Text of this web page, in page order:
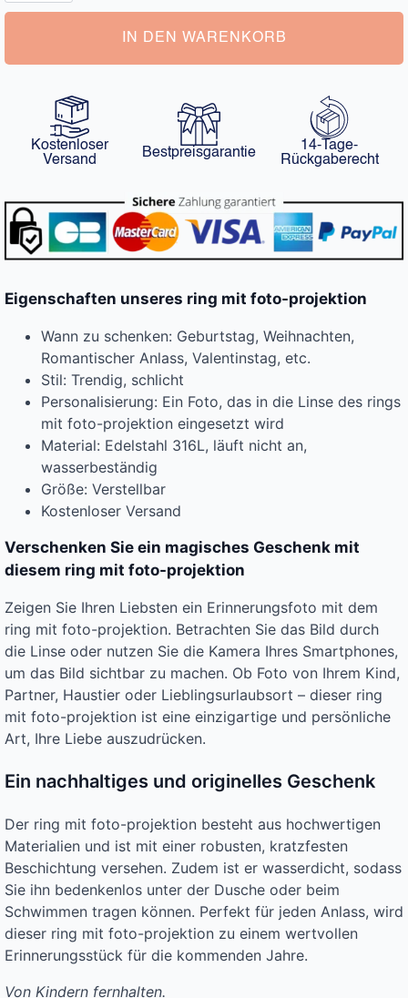
Projektion
IN DEN WARENKORB
Kostenloser
Versand
Bestpreisgarantie
14-Tage-
Rückgaberecht
Eigenschaften unseres ring mit foto-projektion
Wann zu schenken: Geburtstag, Weihnachten,
Romantischer Anlass, Valentinstag, etc.
Stil: Trendig, schlicht
Personalisierung: Ein Foto, das in die Linse des rings
mit foto-projektion eingesetzt wird
Material: Edelstahl 316L, läuft nicht an,
wasserbeständig
Größe: Verstellbar
Kostenloser Versand
Verschenken Sie ein magisches Geschenk mit
diesem ring mit foto-projektion
Zeigen Sie Ihren Liebsten ein Erinnerungsfoto mit dem
ring mit foto-projektion. Betrachten Sie das Bild durch
die Linse oder nutzen Sie die Kamera Ihres Smartphones,
um das Bild sichtbar zu machen. Ob Foto von Ihrem Kind,
Partner, Haustier oder Lieblingsurlaubsort – dieser ring
mit foto-projektion ist eine einzigartige und persönliche
Art, Ihre Liebe auszudrücken.
Ein nachhaltiges und originelles Geschenk
Der ring mit foto-projektion besteht aus hochwertigen
Materialien und ist mit einer robusten, kratzfesten
Beschichtung versehen. Zudem ist er wasserdicht, sodass
Sie ihn bedenkenlos unter der Dusche oder beim
Schwimmen tragen können. Perfekt für jeden Anlass, wird
dieser ring mit foto-projektion zu einem wertvollen
Erinnerungsstück für die kommenden Jahre.
Von Kindern fernhalten.